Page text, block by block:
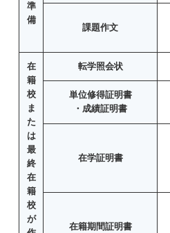
準
備
課題作文
在
籍
校
ま
た
は
最
終
在
籍
校
が
転学照会状
単位修得証明書
・成績証明書
在学証明書
在籍期間証明書